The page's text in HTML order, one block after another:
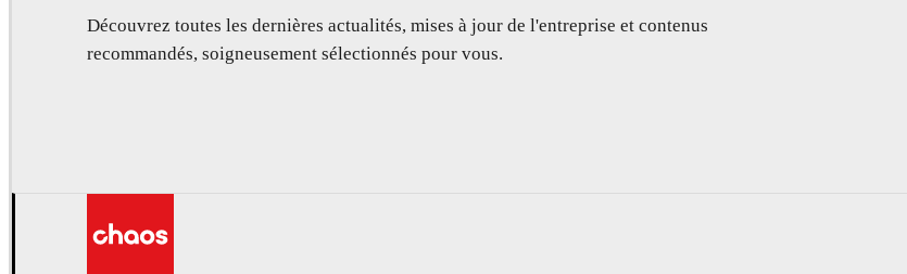
Découvrez toutes les dernières actualités, mises à jour de l'entreprise et contenus
recommandés, soigneusement sélectionnés pour vous.